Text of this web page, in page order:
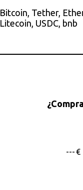
Bitcoin, Tether,
Litecoin, USDC, bnb
---€